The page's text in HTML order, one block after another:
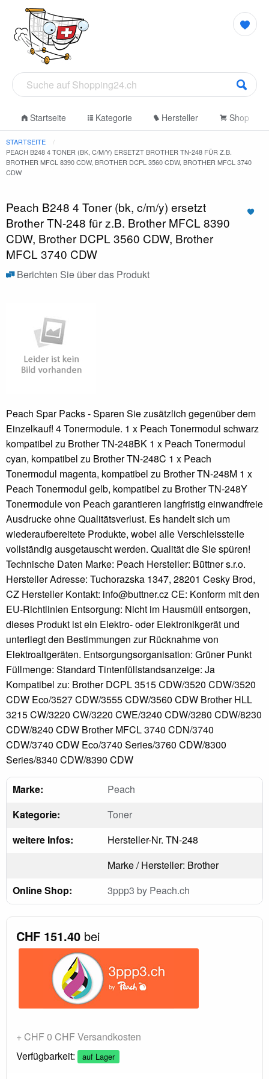
Startseite Kategorie Hersteller Shop
STARTSEITE
PEACH B248 4 TONER (BK, C/M/Y) ERSETZT BROTHER TN-248 FÜR Z.B.
BROTHER MFCL 8390 CDW, BROTHER DCPL 3560 CDW, BROTHER MFCL 3740
CDW
Peach B248 4 Toner (bk, c/m/y) ersetzt
Brother TN-248 für z.B. Brother MFCL 8390
CDW, Brother DCPL 3560 CDW, Brother
MFCL 3740 CDW
Berichten Sie über das Produkt
Peach Spar Packs - Sparen Sie zusätzlich gegenüber dem
Einzelkauf! 4 Tonermodule. 1 x Peach Tonermodul schwarz
kompatibel zu Brother TN-248BK 1 x Peach Tonermodul
cyan, kompatibel zu Brother TN-248C 1 x Peach
Tonermodul magenta, kompatibel zu Brother TN-248M 1 x
Peach Tonermodul gelb, kompatibel zu Brother TN-248Y
Tonermodule von Peach garantieren langfristig einwandfreie
Ausdrucke ohne Qualitätsverlust. Es handelt sich um
wiederaufbereitete Produkte, wobei alle Verschleissteile
vollständig ausgetauscht werden. Qualität die Sie spüren!
Technische Daten Marke: Peach Hersteller: Büttner s.r.o.
Hersteller Adresse: Tuchorazska 1347, 28201 Cesky Brod,
CZ Hersteller Kontakt: info@buttner.cz CE: Konform mit den
EU-Richtlinien Entsorgung: Nicht im Hausmüll entsorgen,
dieses Produkt ist ein Elektro- oder Elektronikgerät und
unterliegt den Bestimmungen zur Rücknahme von
Elektroaltgeräten. Entsorgungsorganisation: Grüner Punkt
Füllmenge: Standard Tintenfüllstandsanzeige: Ja
Kompatibel zu: Brother DCPL 3515 CDW/3520 CDW/3520
CDW Eco/3527 CDW/3555 CDW/3560 CDW Brother HLL
3215 CW/3220 CW/3220 CWE/3240 CDW/3280 CDW/8230
CDW/8240 CDW Brother MFCL 3740 CDN/3740
CDW/3740 CDW Eco/3740 Series/3760 CDW/8300
Series/8340 CDW/8390 CDW
Marke:
Peach
Kategorie:
Toner
weitere Infos:
Hersteller-Nr. TN-248
Marke / Hersteller: Brother
Online Shop:
3ppp3 by Peach.ch
CHF 151.40 bei
+ CHF 0 CHF Versandkosten
Verfügbarkeit:
auf Lager